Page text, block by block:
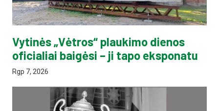
Vytinės „Vėtros“ plaukimo dienos
oficialiai baigėsi – ji tapo eksponatu
Rgp 7, 2026